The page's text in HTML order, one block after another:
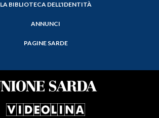
LA BIBLIOTECA DELL'IDENTITÀ
ANNUNCI
PAGINE SARDE